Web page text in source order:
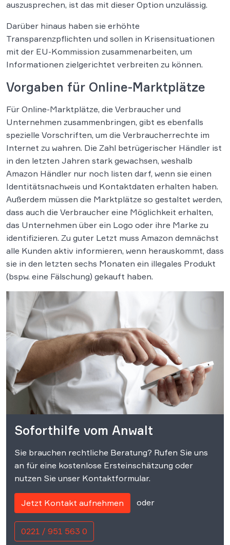
auszusprechen, ist das mit dieser Option unzulässig.
Darüber hinaus haben sie erhöhte
Transparenzpflichten und sollen in Krisensituationen
mit der EU-Kommission zusammenarbeiten, um
Informationen zielgerichtet verbreiten zu können.
Vorgaben für Online-Marktplätze
Für Online-Marktplätze, die Verbraucher und
Unternehmen zusammenbringen, gibt es ebenfalls
spezielle Vorschriften, um die Verbraucherrechte im
Internet zu wahren. Die Zahl betrügerischer Händler ist
in den letzten Jahren stark gewachsen, weshalb
Amazon Händler nur noch listen darf, wenn sie einen
Identitätsnachweis und Kontaktdaten erhalten haben.
Außerdem müssen die Marktplätze so gestaltet werden,
dass auch die Verbraucher eine Möglichkeit erhalten,
das Unternehmen über ein Logo oder ihre Marke zu
identifizieren. Zu guter Letzt muss Amazon demnächst
alle Kunden aktiv informieren, wenn herauskommt, dass
sie in den letzten sechs Monaten ein illegales Produkt
(bspw. eine Fälschung) gekauft haben.
Soforthilfe vom Anwalt
Sie brauchen rechtliche Beratung? Rufen Sie uns
an für eine kostenlose Ersteinschätzung oder
nutzen Sie unser Kontaktformular.
Jetzt Kontakt aufnehmen oder
0221 / 951 563 0